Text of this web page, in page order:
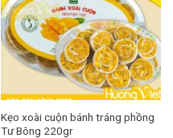
Kẹo xoài cuộn bánh tráng phồng
Tư Bông 220gr